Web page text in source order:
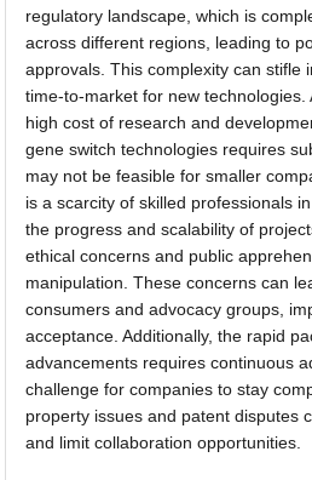
regulatory landscape, which is
across different regions, leading to
approvals. This complexity can stifle
time-to-market for new
high cost of research and
gene switch technologies requires
may not be feasible for smaller
is a scarcity of skilled professionals
the progress and scalability of
ethical concerns and public
manipulation. These concerns can
consumers and advocacy groups,
acceptance. Additionally, the rapid
advancements requires continuous
challenge for companies to stay
property issues and patent disputes
and limit collaboration opportunities.